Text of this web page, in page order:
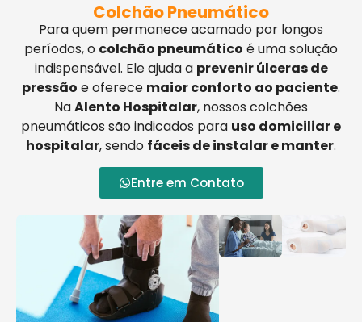
Colchão Pneumático
Para quem permanece acamado por longos
períodos, o colchão pneumático é uma solução
indispensável. Ele ajuda a prevenir úlceras de
pressão e oferece maior conforto ao paciente.
NaAlento Hospitalar, nossos colchões
pneumáticos são indicados para uso domiciliar e
hospitalar, sendo fáceis de instalar e manter.
Entre em Contato